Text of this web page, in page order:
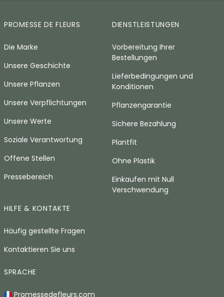
PROMESSE DE FLEURS
Die Marke
Unsere Geschichte
Unsere Pflanzen
Unsere Verpflichtungen
Unsere Werte
Soziale Verantwortung
Offene Stellen
Pressebereich
DIENSTLEISTUNGEN
Vorbereitung Ihrer
Bestellungen
Lieferbedingungen und
Konditionen
Pflanzengarantie
Sichere Bezahlung
Plantfit
Ohne Plastik
Einkaufen mit Null
Verschwendung
HILFE & KONTAKTE
Häufig gestellte Fragen
Kontaktieren Sie uns
SPRACHE
Promessedefleurs.com